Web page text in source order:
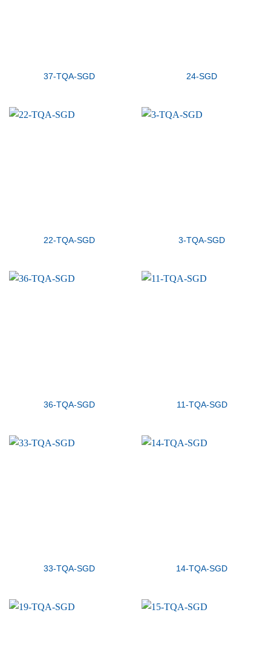
37-TQA-SGD 24-SGD
22-TQA-SGD 3-TQA-SGD
36-TQA-SGD 11-TQA-SGD
33-TQA-SGD 14-TQA-SGD